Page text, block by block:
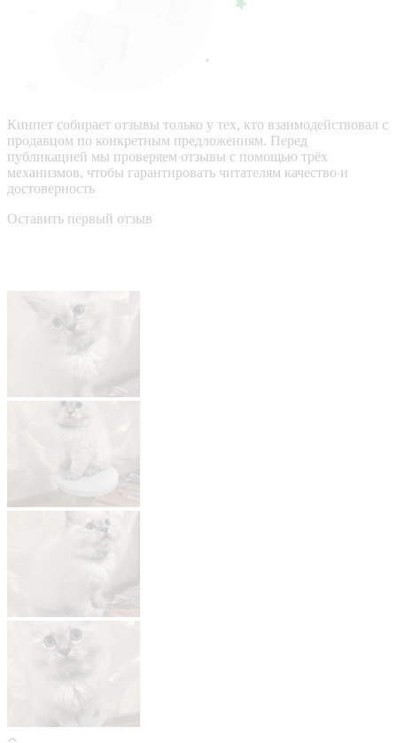
Кинпет собирает отзывы только у тех, кто взаимодействовал с
продавцом по конкретным предложениям. Перед
публикацией мы проверяем отзывы с помощью трёх
механизмов, чтобы гарантировать читателям качество и
достоверность
Оставить первый отзыв